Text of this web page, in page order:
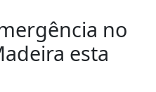
no
esta